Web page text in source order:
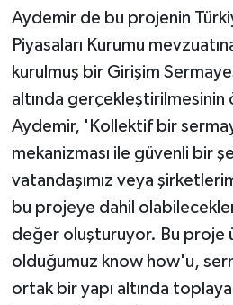
Aydemir de bu projenin
Piyasaları Kurumu
kurulmuş bir Girişim
altında
Aydemir, 'Kollektif bir
mekanizması ile güvenli bir
vatandaşımız veya
bu projeye dahil
değer oluşturuyor. Bu proje
olduğumuz know how'u,
ortak bir yapı altında